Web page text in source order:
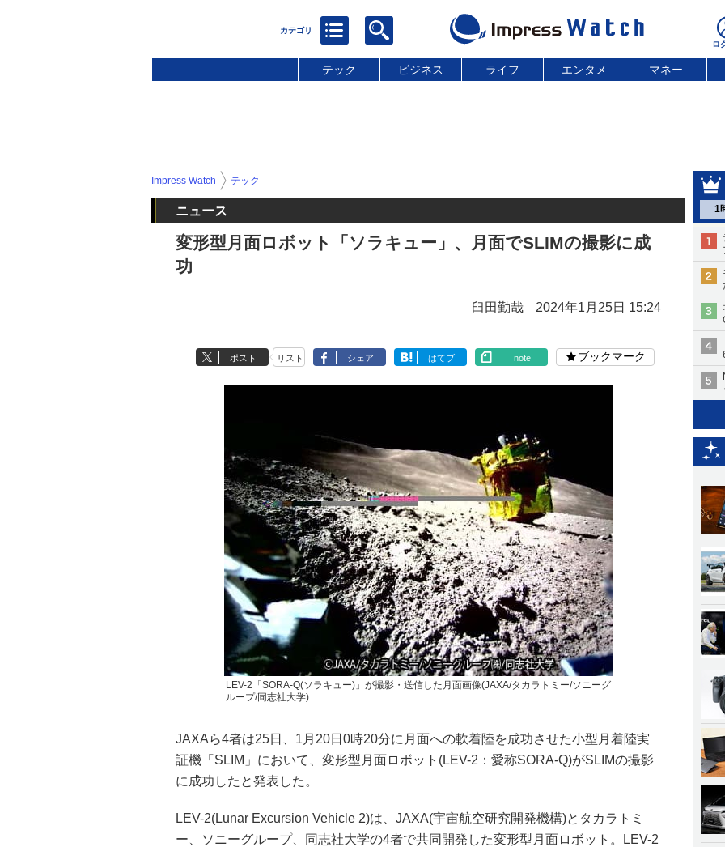
テック ビジネス ライフ エンタメ マネー
1
Impress Watch テック
ニュース
変形型月面ロボット「ソラキュー」、月面でSLIMの撮影に成
功
臼田勤哉 2024年1月25日 15:24
ポスト リスト シェア はてブ note ブックマーク
LEV-2「SORA-Q(ソラキュー)」が撮影・送信した月面画像(JAXA/タカラトミー/ソニーグ
ループ/同志社大学)
JAXAら4者は25日、1月20日0時20分に月面への軟着陸を成功させた小型月着陸実
証機「SLIM」において、変形型月面ロボット(LEV-2：愛称SORA-Q)がSLIMの撮影
に成功したと発表した。
LEV-2(Lunar Excursion Vehicle 2)は、JAXA(宇宙航空研究開発機構)とタカラトミ
ー、ソニーグループ、同志社大学の4者で共同開発した変形型月面ロボット。LEV-2